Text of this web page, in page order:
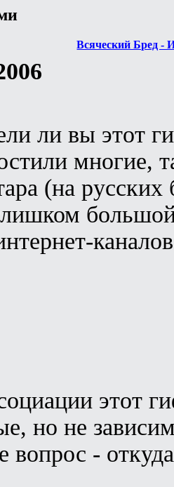
Всяческий Бред -
ли вы этот
многие,
(на
этот
но не
вопрос -